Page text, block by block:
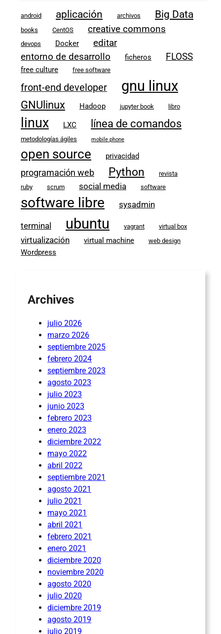
android aplicación archivos Big Data
books CentOS creative commons
devops Docker
editar
entorno de desarrollo
ficheros FLOSS
free culture free software
front-end developer gnu linux
GNUlinux Hadoop jupyter book libro
linux LXC línea de comandos
metodologías ágiles mobile phone
open source privacidad
programación web Python
revista
ruby
scrum social media software
software libre sysadmin
terminal ubuntu vagrant virtual box
virtualización virtual machine web design
Wordpress
Archives
julio 2026
marzo 2026
septiembre 2025
febrero 2024
septiembre 2023
agosto 2023
julio 2023
junio 2023
febrero 2023
enero 2023
diciembre 2022
mayo 2022
abril 2022
septiembre 2021
agosto 2021
julio 2021
mayo 2021
abril 2021
febrero 2021
enero 2021
diciembre 2020
noviembre 2020
agosto 2020
julio 2020
diciembre 2019
agosto 2019
julio 2019